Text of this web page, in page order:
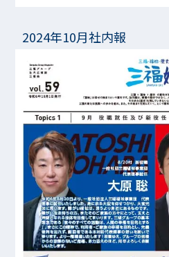
2024年10月社内報